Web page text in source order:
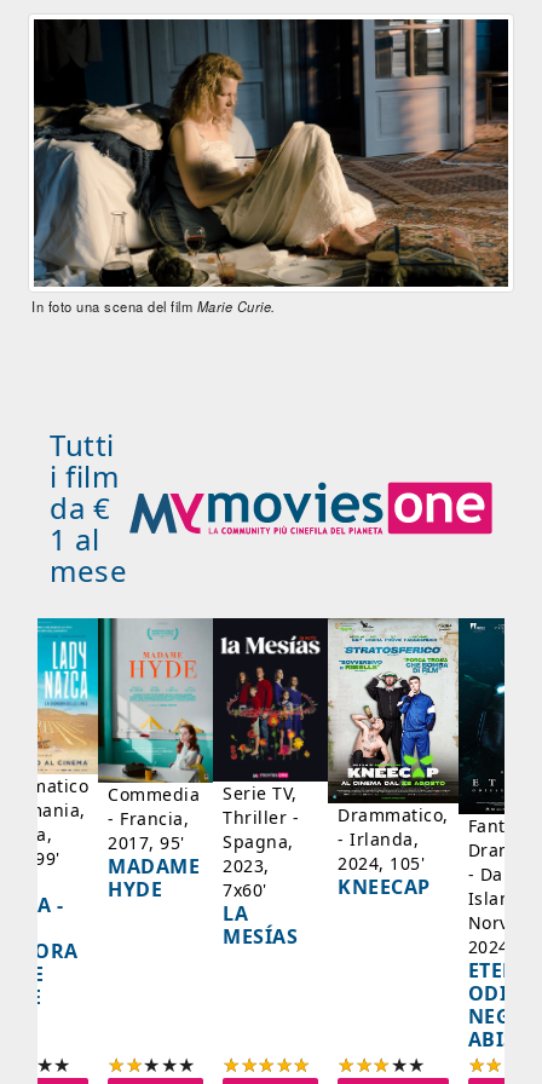
In foto una scena del film Marie Curie.
Tutti
i film
da €
1 al
mese
99'
-
Commedia
- Francia,
2017, 95'
MADAME
HYDE
Serie TV,
Thriller -
Spagna,
2023,
7x60'
LA
MESÍAS
Drammatico,
- Irlanda,
2024, 105'
KNEECAP
-
Islanda,
2024,
NEGLI
ABISSI